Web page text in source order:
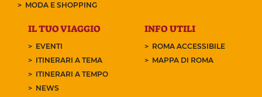
MODA E SHOPPING
IL TUO VIAGGIO
EVENTI
ITINERARI A TEMA
ITINERARI A TEMPO
NEWS
INFO UTILI
ROMA ACCESSIBILE
MAPPA DI ROMA